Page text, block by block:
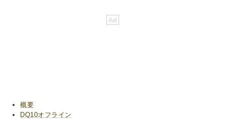
概要
DQ10オフライン